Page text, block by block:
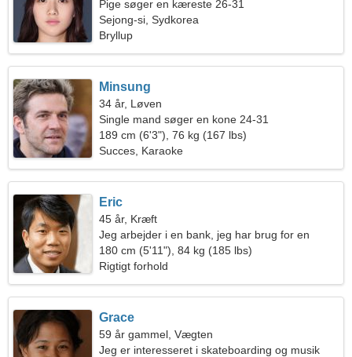
Pige søger en kæreste 26-31
Sejong-si, Sydkorea
Bryllup
Minsung
34 år, Løven
Single mand søger en kone 24-31
189 cm (6'3"), 76 kg (167 lbs)
Succes, Karaoke
Eric
45 år, Kræft
Jeg arbejder i en bank, jeg har brug for en
glødende kvinde
180 cm (5'11"), 84 kg (185 lbs)
Rigtigt forhold
Grace
59 år gammel, Vægten
Jeg er interesseret i skateboarding og musik